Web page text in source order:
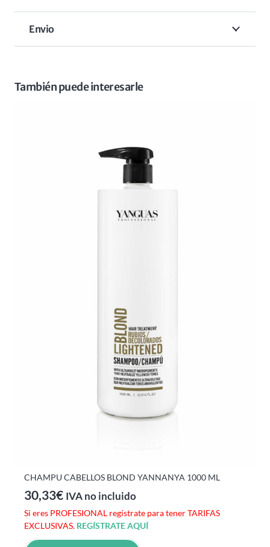
Envio
También puede interesarle
CHAMPU CABELLOS BLOND YANNANYA 1000 ML
30,33€ IVA no incluido
Si eres PROFESIONAL regístrate para tener TARIFAS
EXCLUSIVAS. REGÍSTRATE AQUÍ